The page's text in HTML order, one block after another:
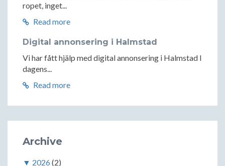
ropet, inget...
Read more
Digital annonsering i Halmstad
Vi har fått hjälp med digital annonsering i Halmstad I
dagens...
Read more
Archive
▼ 2026(2)